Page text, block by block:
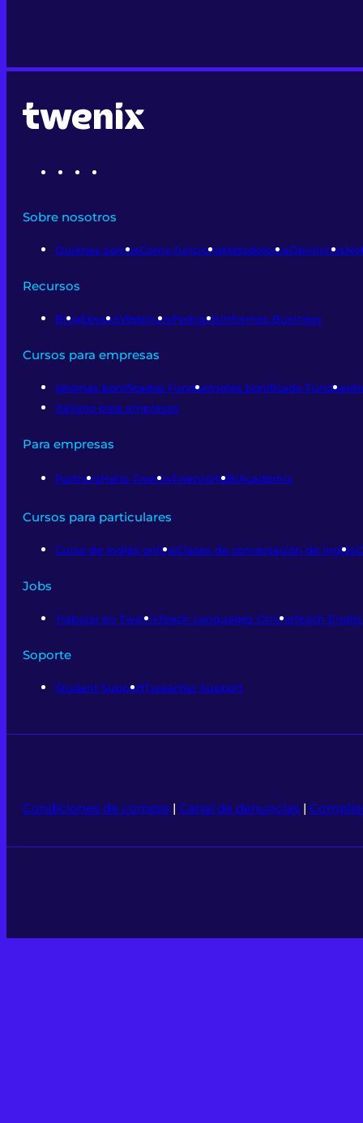
Sobre nosotros
Quiénes somosCómo funcionaMetodologíaOpiniones
Recursos
BlogEbooksWebinarsPodcastsInformes Business
Cursos para empresas
Idiomas bonificados FundaeInglés bonificado Fundae
Italiano para empresas
Para empresas
PartnersHello TwenixTwenixHUBiAcademix
Cursos para particulares
Curso de inglés onlineClases de conversación de inglés
Jobs
Trabajar en TwenixTeach Languages OnlineTeach
Soporte
Student SupportTweacher Support
Condiciones de compra | Canal de denuncias |